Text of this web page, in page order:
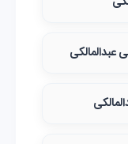
عبدالمالکی